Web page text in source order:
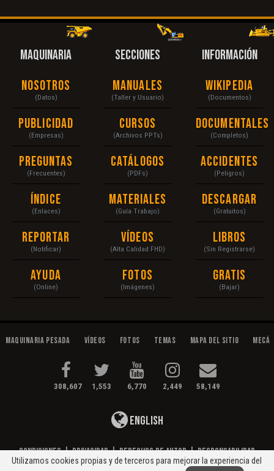
MAQUINARIA
Nosotros
(Datos)
Publicidad
(Empresas)
Preguntas
(Frecuentes)
Índice
(Enlaces)
Reportar
(Notificar)
Ayuda
(Online)
SECCIONES
Manuales
(Taller y Usuario)
Cursos
(Archivos PPTs)
Catálogos
(PDFs)
Materiales
(Guía Trabajo)
Vídeos
(Alta Calidad FHD)
Fotos
(Imágenes)
INFORMACIÓN
Wikipedia
(Documentos)
Documentales
(Completos)
Accidentes
(Peligros)
Descargar
(Gratuitos)
Libros
(Sin Registrarse)
Gratis
(Bajar)
Maquinaria Pesada Vídeos Fotos Temas Mapa del Sitio
308,607 1,553 6,770 2,449 58,149
English
Condiciones|Privacidad|Derechos de Autor|Responsabilidad
Utilizamos cookies propias y de terceros para mejorar la experiencia del